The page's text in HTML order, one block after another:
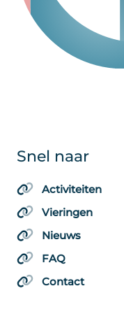
Snel naar
Activiteiten
Vieringen
Nieuws
FAQ
Contact